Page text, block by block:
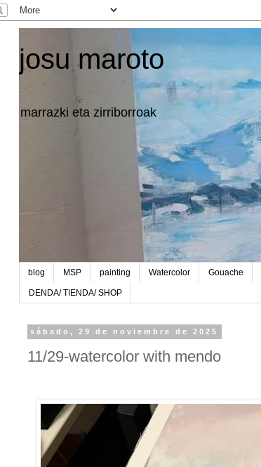
josu maroto
marrazki eta zirriborroak
blog MSP painting Watercolor Gouache
DENDA/ TIENDA/ SHOP
sábado, 29 de noviembre de 2025
11/29-watercolor with mendo